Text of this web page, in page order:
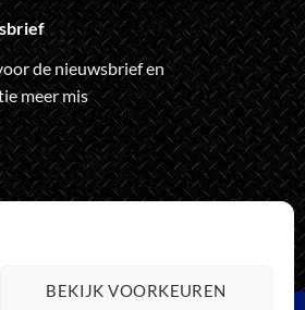
BEKIJK VOORKEUREN
de
productpagina
de nieuwsbrief en
meer mis